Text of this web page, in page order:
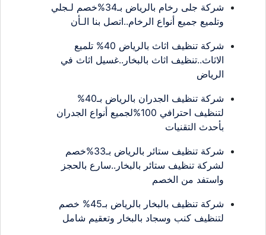
شركة جلى رخام بالرياض بـ34%خصم لـجلي
وتلميع جميع أنواع الرخام..اتصل بنا الـأن
شركة تنظيف اثاث بالرياض 40% تلميع
الاثاث..تنظيف اثاث بالبخار..غسيل اثاث في
الرياض
شركة تنظيف الجدران بالرياض بـ40%
لتنظيف احترافي 100%لجميع أنواع الجدران
بأحدث التقنيات
شركة تنظيف ستائر بالرياض بـ33%خصم
لشركة تنظيف ستائر بالبخار..سارع بالحجز
واستفد من الخصم
شركة تنظيف بالبخار بالرياض بـ45% خصم
لتنظيف كنب وسجاد بالبخار وتعقيم شامل